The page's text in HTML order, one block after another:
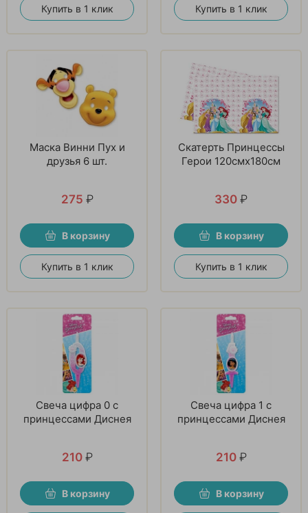
Купить в 1 клик Купить в 1 клик
Маска Винни Пух и
друзья 6 шт.
275 ₽
В корзину
Купить в 1 клик
Скатерть Принцессы
Герои 120смх180см
330 ₽
В корзину
Купить в 1 клик
Свеча цифра 0 с
принцессами Диснея
210 ₽
В корзину
Свеча цифра 1 с
принцессами Диснея
210 ₽
В корзину